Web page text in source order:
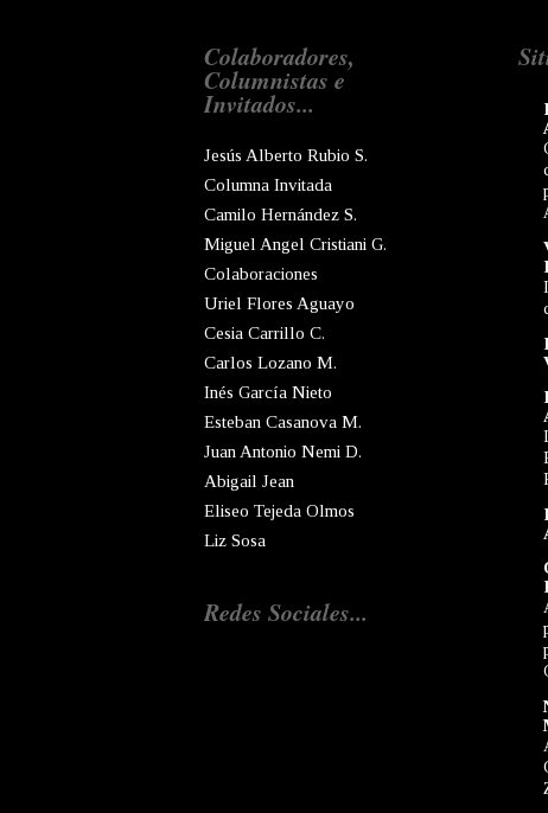
Colaboradores,
Columnistas e
Invitados...
Jesús Alberto Rubio S.
Columna Invitada
Camilo Hernández S.
Miguel Angel Cristiani G.
Colaboraciones
Uriel Flores Aguayo
Cesia Carrillo C.
Carlos Lozano M.
Inés García Nieto
Esteban Casanova M.
Juan Antonio Nemi D.
Abigail Jean
Eliseo Tejeda Olmos
Liz Sosa
Redes Sociales...